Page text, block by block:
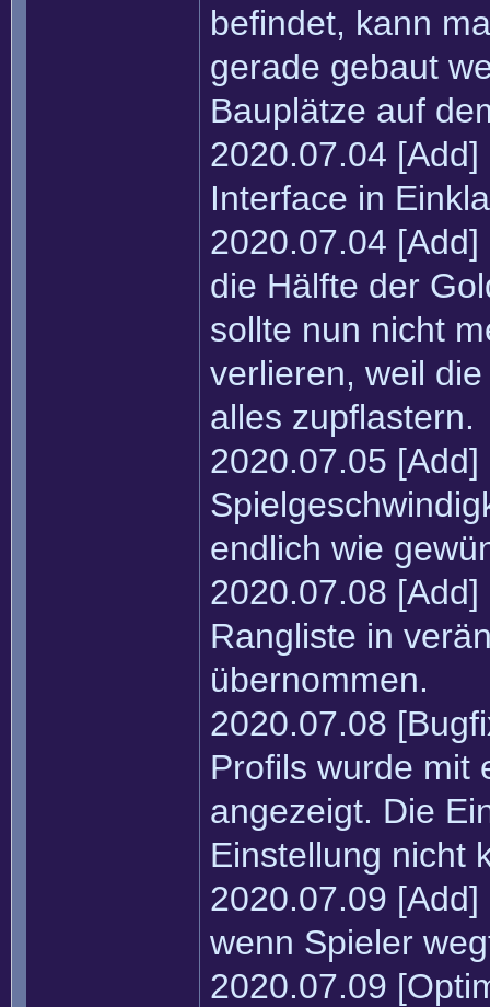
befindet, kann
gerade gebaut
Bauplätze auf
2020.07.04
Interface in
2020.07.04
die Hälfte der
sollte nun nicht
verlieren, weil
alles zupflastern.
2020.07.05 [Add]
endlich wie
2020.07.08
Rangliste in
übernommen.
2020.07.08
Profils wurde mit
angezeigt. Die
Einstellung nicht
2020.07.09
wenn Spieler
2020.07.09